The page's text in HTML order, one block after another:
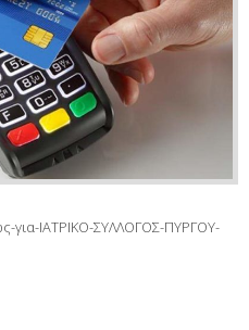
για-ΙΑΤΡΙΚΟ-ΣΥΛΛΟΓΟΣ-ΠΥΡΓΟΥ-